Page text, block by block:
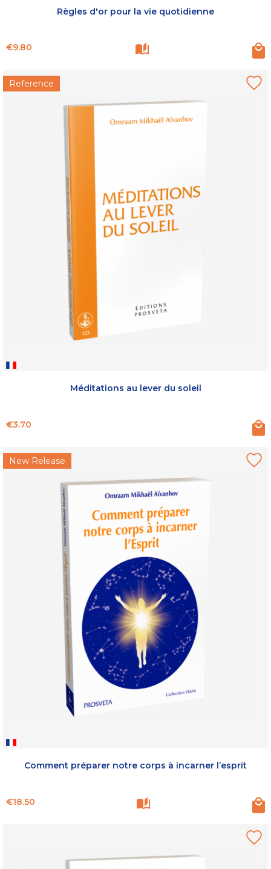
Règles d'or pour la vie quotidienne
Price
€9.80
Reference
Méditations au lever du soleil
Price
€3.70
New Release
Comment préparer notre corps à incarner l’esprit
Price
€18.50